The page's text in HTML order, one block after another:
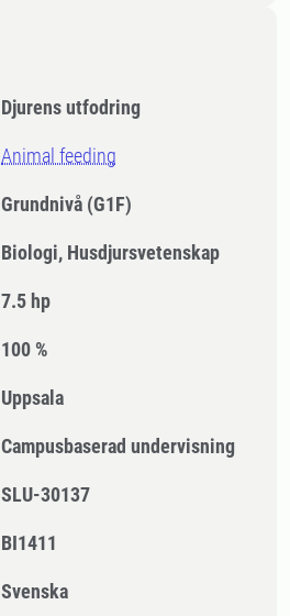
Djurens utfodring
Animal feeding
Grundnivå (G1F)
Biologi, Husdjursvetenskap
7.5 hp
100 %
Uppsala
Campusbaserad undervisning
SLU-30137
BI1411
Svenska